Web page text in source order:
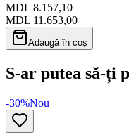
MDL 8.157,10
MDL 11.653,00
Adaugă în coș
S-ar putea să-ți
-30%Nou